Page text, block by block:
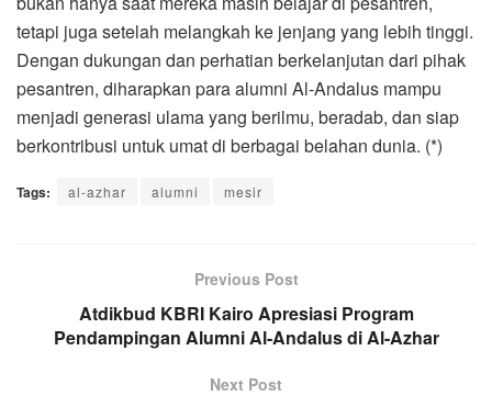
tetapi juga setelah melangkah ke jenjang yang lebih tinggi.
Dengan dukungan dan perhatian berkelanjutan dari pihak
pesantren, diharapkan para alumni Al-Andalus mampu
menjadi generasi ulama yang berilmu, beradab, dan siap
berkontribusi untuk umat di berbagai belahan dunia. (*)
Tags: al-azhar alumni mesir
Previous Post
Atdikbud KBRI Kairo Apresiasi Program
Pendampingan Alumni Al-Andalus di Al-Azhar
Next Post